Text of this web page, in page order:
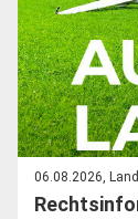
06.08.2026,